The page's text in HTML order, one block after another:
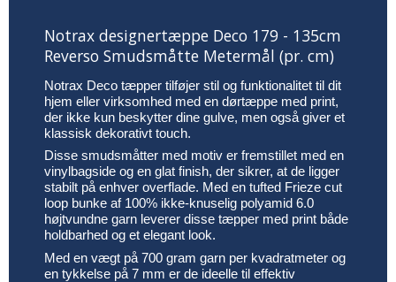
Notrax designertæppe Deco 179 - 135cm
Reverso Smudsmåtte Metermål (pr. cm)
Notrax Deco tæpper tilføjer stil og funktionalitet til dit
hjem eller virksomhed med en dørtæppe med print,
der ikke kun beskytter dine gulve, men også giver et
klassisk dekorativt touch.
Disse smudsmåtter med motiv er fremstillet med en
vinylbagside og en glat finish, der sikrer, at de ligger
stabilt på enhver overflade. Med en tufted Frieze cut
loop bunke af 100% ikke-knuselig polyamid 6.0
højtvundne garn leverer disse tæpper med print både
holdbarhed og et elegant look.
Med en vægt på 700 gram garn per kvadratmeter og
en tykkelse på 7 mm er de ideelle til effektiv